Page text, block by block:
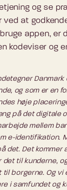
og se
ved at
appen, er
kodeviser og
og som er en
høje
på det digitale
mellem
e-identifikation.
det. Det kommer
det til kunderne,
til borgerne. Og vi
i samfundet og